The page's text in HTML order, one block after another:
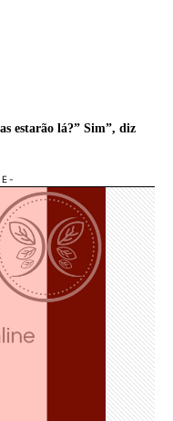
estarão lá?” Sim”, diz